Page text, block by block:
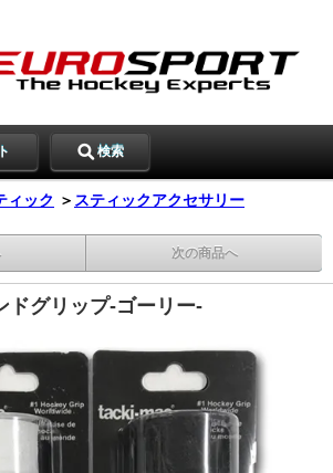
検索
ィック ＞ スティックアクセサリー
次の商品へ
ドグリップ-ゴーリー-